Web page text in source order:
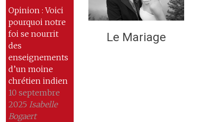
Opinion : Voici
pourquoi notre
foi se nourrit
des
enseignements
d’un moine
chrétien indien
10 septembre
2025 Isabelle
Bogaert
Le Mariage